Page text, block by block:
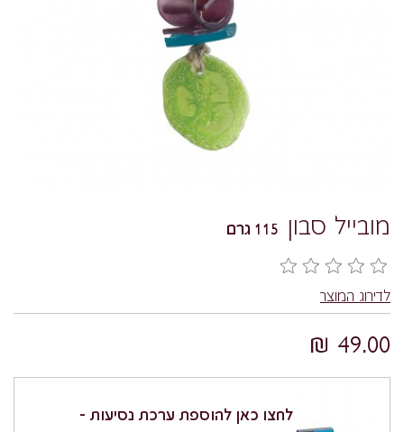
מובייל סבון 115 גרם
לדירוג המוצר
49.00 ₪
לחצו כאן להוספת ערכת נסיעות -